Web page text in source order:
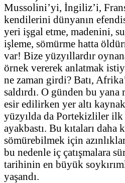
Mussolini’yi, İngiliz’i,
kendilerini dünyanın
yeri işgal etme, madenini,
işleme, sömürme hatta
var! Bize yüzyıllardır
örnek vererek anlatmak
ne zaman girdi? Batı,
saldırdı. O günden bu
esir edilirken yer altı
yüzyılda da Portekizliler ilk
ayakbastı. Bu kıtaları
sömürebilmek için
bu nedenle iç çatışmalara
tarihinin en büyük
yaşandı.